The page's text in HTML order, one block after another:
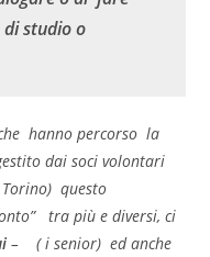
studio o
hanno percorso la
dai soci volontari
questo
tra più e diversi, ci
– (i senior) ed anche